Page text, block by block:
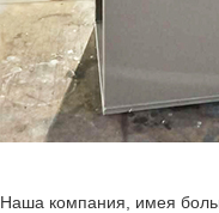
Наша компания, имея